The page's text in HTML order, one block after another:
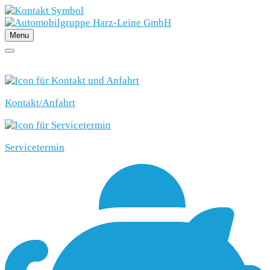
Menu
Kontakt/Anfahrt
Servicetermin